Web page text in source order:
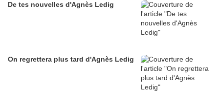
De tes nouvelles d'Agnès Ledig
On regrettera plus tard d'Agnès Ledig